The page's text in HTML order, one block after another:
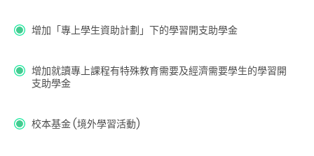
增加「專上學生資助計劃」下的學習開支助學金
增加就讀專上課程有特殊教育需要及經濟需要學生的學習開
支助學金
校本基金 (境外學習活動)